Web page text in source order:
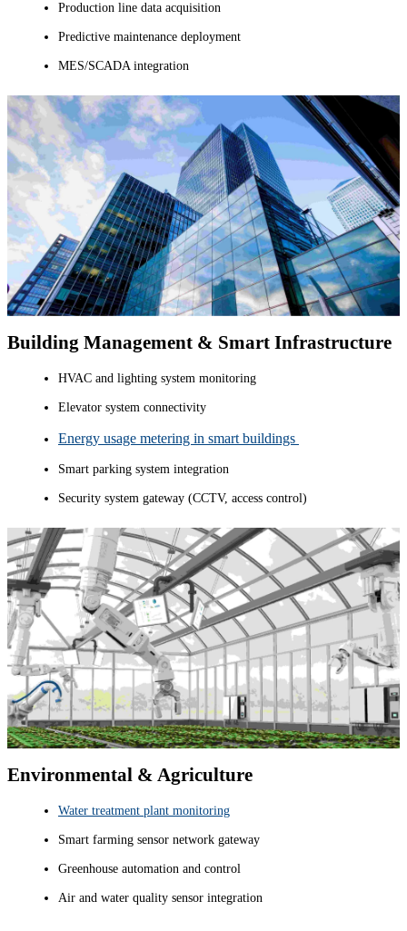
Production line data acquisition
Predictive maintenance deployment
MES/SCADA integration
Building Management & Smart Infrastructure
HVAC and lighting system monitoring
Elevator system connectivity
Energy usage metering in smart buildings
Smart parking system integration
Security system gateway (CCTV, access control)
Environmental & Agriculture
Water treatment plant monitoring
Smart farming sensor network gateway
Greenhouse automation and control
Air and water quality sensor integration